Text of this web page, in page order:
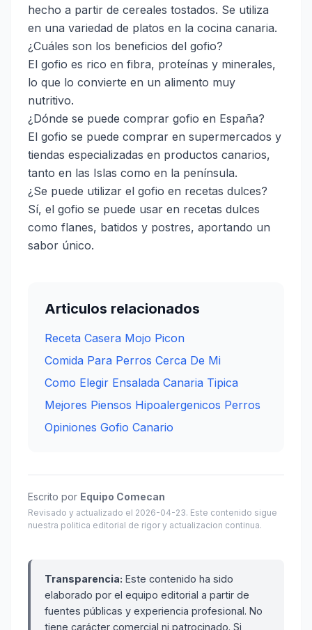
hecho a partir de cereales tostados. Se utiliza
en una variedad de platos en la cocina canaria.
¿Cuáles son los beneficios del gofio?
El gofio es rico en fibra, proteínas y minerales,
lo que lo convierte en un alimento muy
nutritivo.
¿Dónde se puede comprar gofio en España?
El gofio se puede comprar en supermercados y
tiendas especializadas en productos canarios,
tanto en las Islas como en la península.
¿Se puede utilizar el gofio en recetas dulces?
Sí, el gofio se puede usar en recetas dulces
como flanes, batidos y postres, aportando un
sabor único.
Articulos relacionados
Receta Casera Mojo Picon
Comida Para Perros Cerca De Mi
Como Elegir Ensalada Canaria Tipica
Mejores Piensos Hipoalergenicos Perros
Opiniones Gofio Canario
Escrito por Equipo Comecan
Revisado y actualizado el 2026-04-23. Este contenido sigue
nuestra politica editorial de rigor y actualizacion continua.
Transparencia: Este contenido ha sido
elaborado por el equipo editorial a partir de
fuentes públicas y experiencia profesional. No
tiene carácter comercial ni patrocinado. Si